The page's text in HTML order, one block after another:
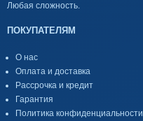
Любая сложность.
ПОКУПАТЕЛЯМ
О нас
Оплата и доставка
Рассрочка и кредит
Гарантия
Политика конфиденциальности